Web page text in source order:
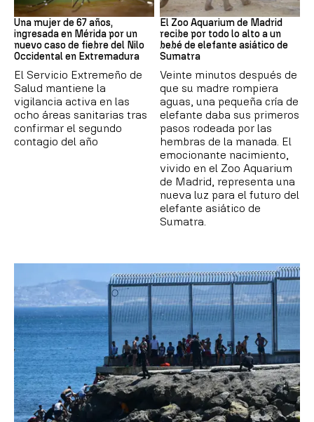
Fiebre del Nilo occidental
Una mujer de 67 años,
ingresada en Mérida por un
nuevo caso de fiebre del Nilo
Occidental en Extremadura
El Servicio Extremeño de
Salud mantiene la
vigilancia activa en las
ocho áreas sanitarias tras
confirmar el segundo
contagio del año
Zoo de Madrid
El Zoo Aquarium de Madrid
recibe por todo lo alto a un
bebé de elefante asiático de
Sumatra
Veinte minutos después de
que su madre rompiera
aguas, una pequeña cría de
elefante daba sus primeros
pasos rodeada por las
hembras de la manada. El
emocionante nacimiento,
vivido en el Zoo Aquarium
de Madrid, representa una
nueva luz para el futuro del
elefante asiático de
Sumatra.